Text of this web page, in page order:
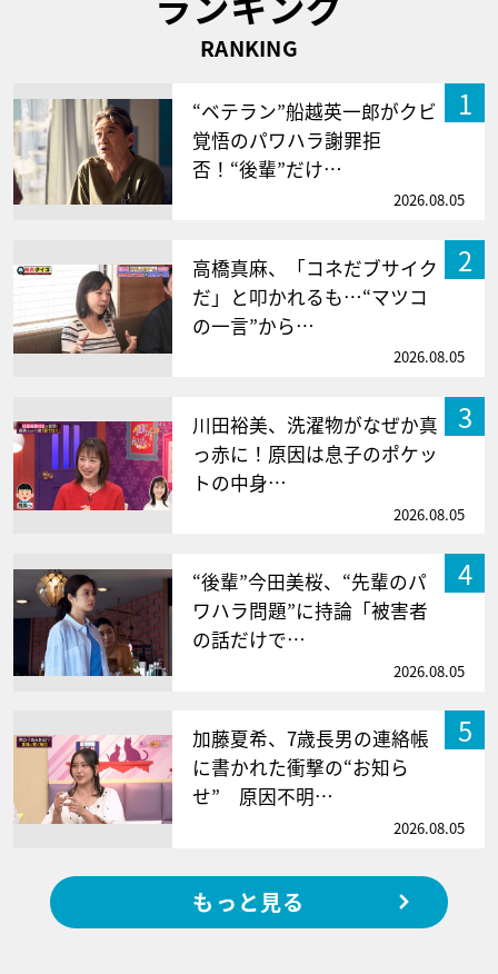
RANKING
1
“ベテラン”船越英一郎がクビ
覚悟のパワハラ謝罪拒
否！“後輩”だけ…
2026.08.05
2
高橋真麻、「コネだブサイク
だ」と叩かれるも…“マツコ
の一言”から…
2026.08.05
3
川田裕美、洗濯物がなぜか真
っ赤に！原因は息子のポケッ
トの中身…
2026.08.05
4
“後輩”今田美桜、“先輩のパ
ワハラ問題”に持論「被害者
の話だけで…
2026.08.05
5
加藤夏希、7歳長男の連絡帳
に書かれた衝撃の“お知ら
せ” 原因不明…
2026.08.05
もっと見る